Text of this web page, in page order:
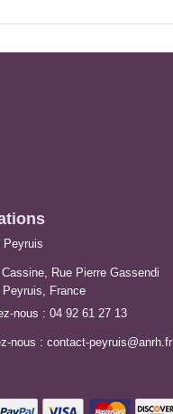
Peyruis
Rue Pierre Gassendi
Peyruis, France
nous : 04 92 61 27 13
nous : contact-peyruis@anrh.fr